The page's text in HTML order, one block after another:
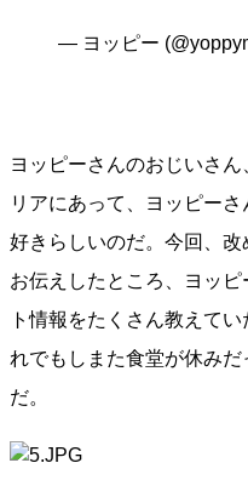
— ヨッピー
ヨッピーさんのおじいさ
リアにあって、ヨッピー
好きらしいのだ。今回、
お伝えしたところ、ヨッ
ト情報をたくさん教えて
れでもしまた食堂が休み
だ。